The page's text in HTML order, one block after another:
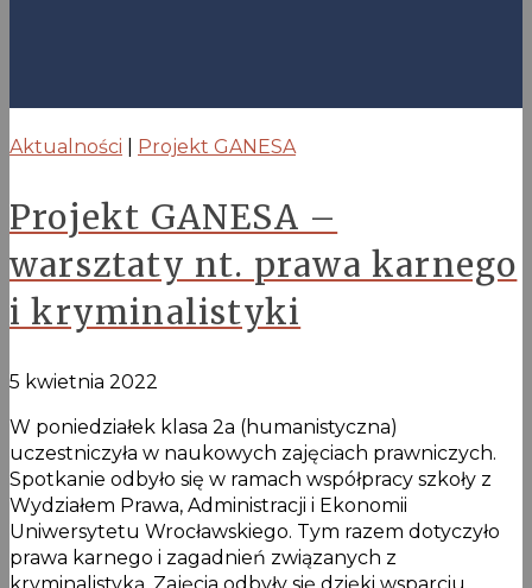
Aktualności Projekt GANESA
Projekt GANESA –
warsztaty nt. prawa karnego
i kryminalistyki
5 kwietnia 2022
W poniedziałek klasa 2a (humanistyczna)
uczestniczyła w naukowych zajęciach prawniczych.
Spotkanie odbyło się w ramach współpracy szkoły z
Wydziałem Prawa, Administracji i Ekonomii
Uniwersytetu Wrocławskiego. Tym razem dotyczyło
prawa karnego i zagadnień związanych z